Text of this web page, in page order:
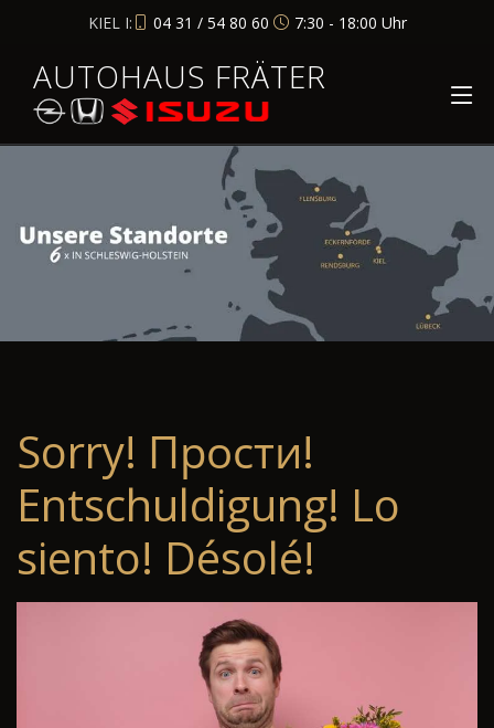
KIEL I: 04 31 / 54 80 60 7:30 - 18:00 Uhr
AUTOHAUS FRÄTER
Sorry! Прости!
Entschuldigung! Lo
siento! Désolé!